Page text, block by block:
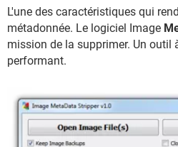
L'une des caractéristiques qui
métadonnée. Le logiciel Image
mission de la supprimer. Un outil
performant.